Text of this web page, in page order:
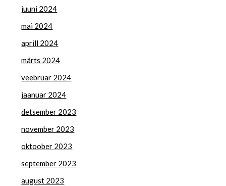
juuni 2024
mai 2024
aprill 2024
märts 2024
veebruar 2024
jaanuar 2024
detsember 2023
november 2023
oktoober 2023
september 2023
august 2023